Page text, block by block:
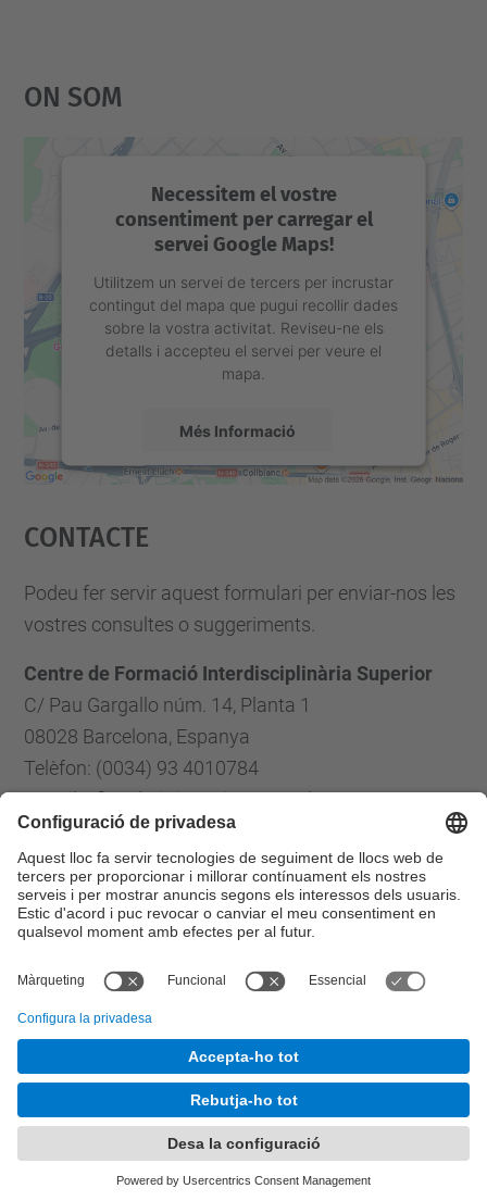
On Som
Necessitem el vostre
consentiment per carregar el
servei Google Maps!
Utilitzem un servei de tercers per incrustar
contingut del mapa que pugui recollir dades
sobre la vostra activitat. Reviseu-ne els
detalls i accepteu el servei per veure el
mapa.
Més Informació
powered by
Contacte
Podeu fer servir aquest formulari per enviar-nos les
vostres consultes o suggeriments.
Centre de Formació Interdisciplinària Superior
C/ Pau Gargallo núm. 14, Planta 1
08028 Barcelona, Espanya
Telèfon: (0034) 93 4010784
E-mail: cfis.administracio@upc.edu
Formulari de contacte
Llista Xarxes Socials
Centre de Formació Interdisciplinària Superior
Desenvolupat amb